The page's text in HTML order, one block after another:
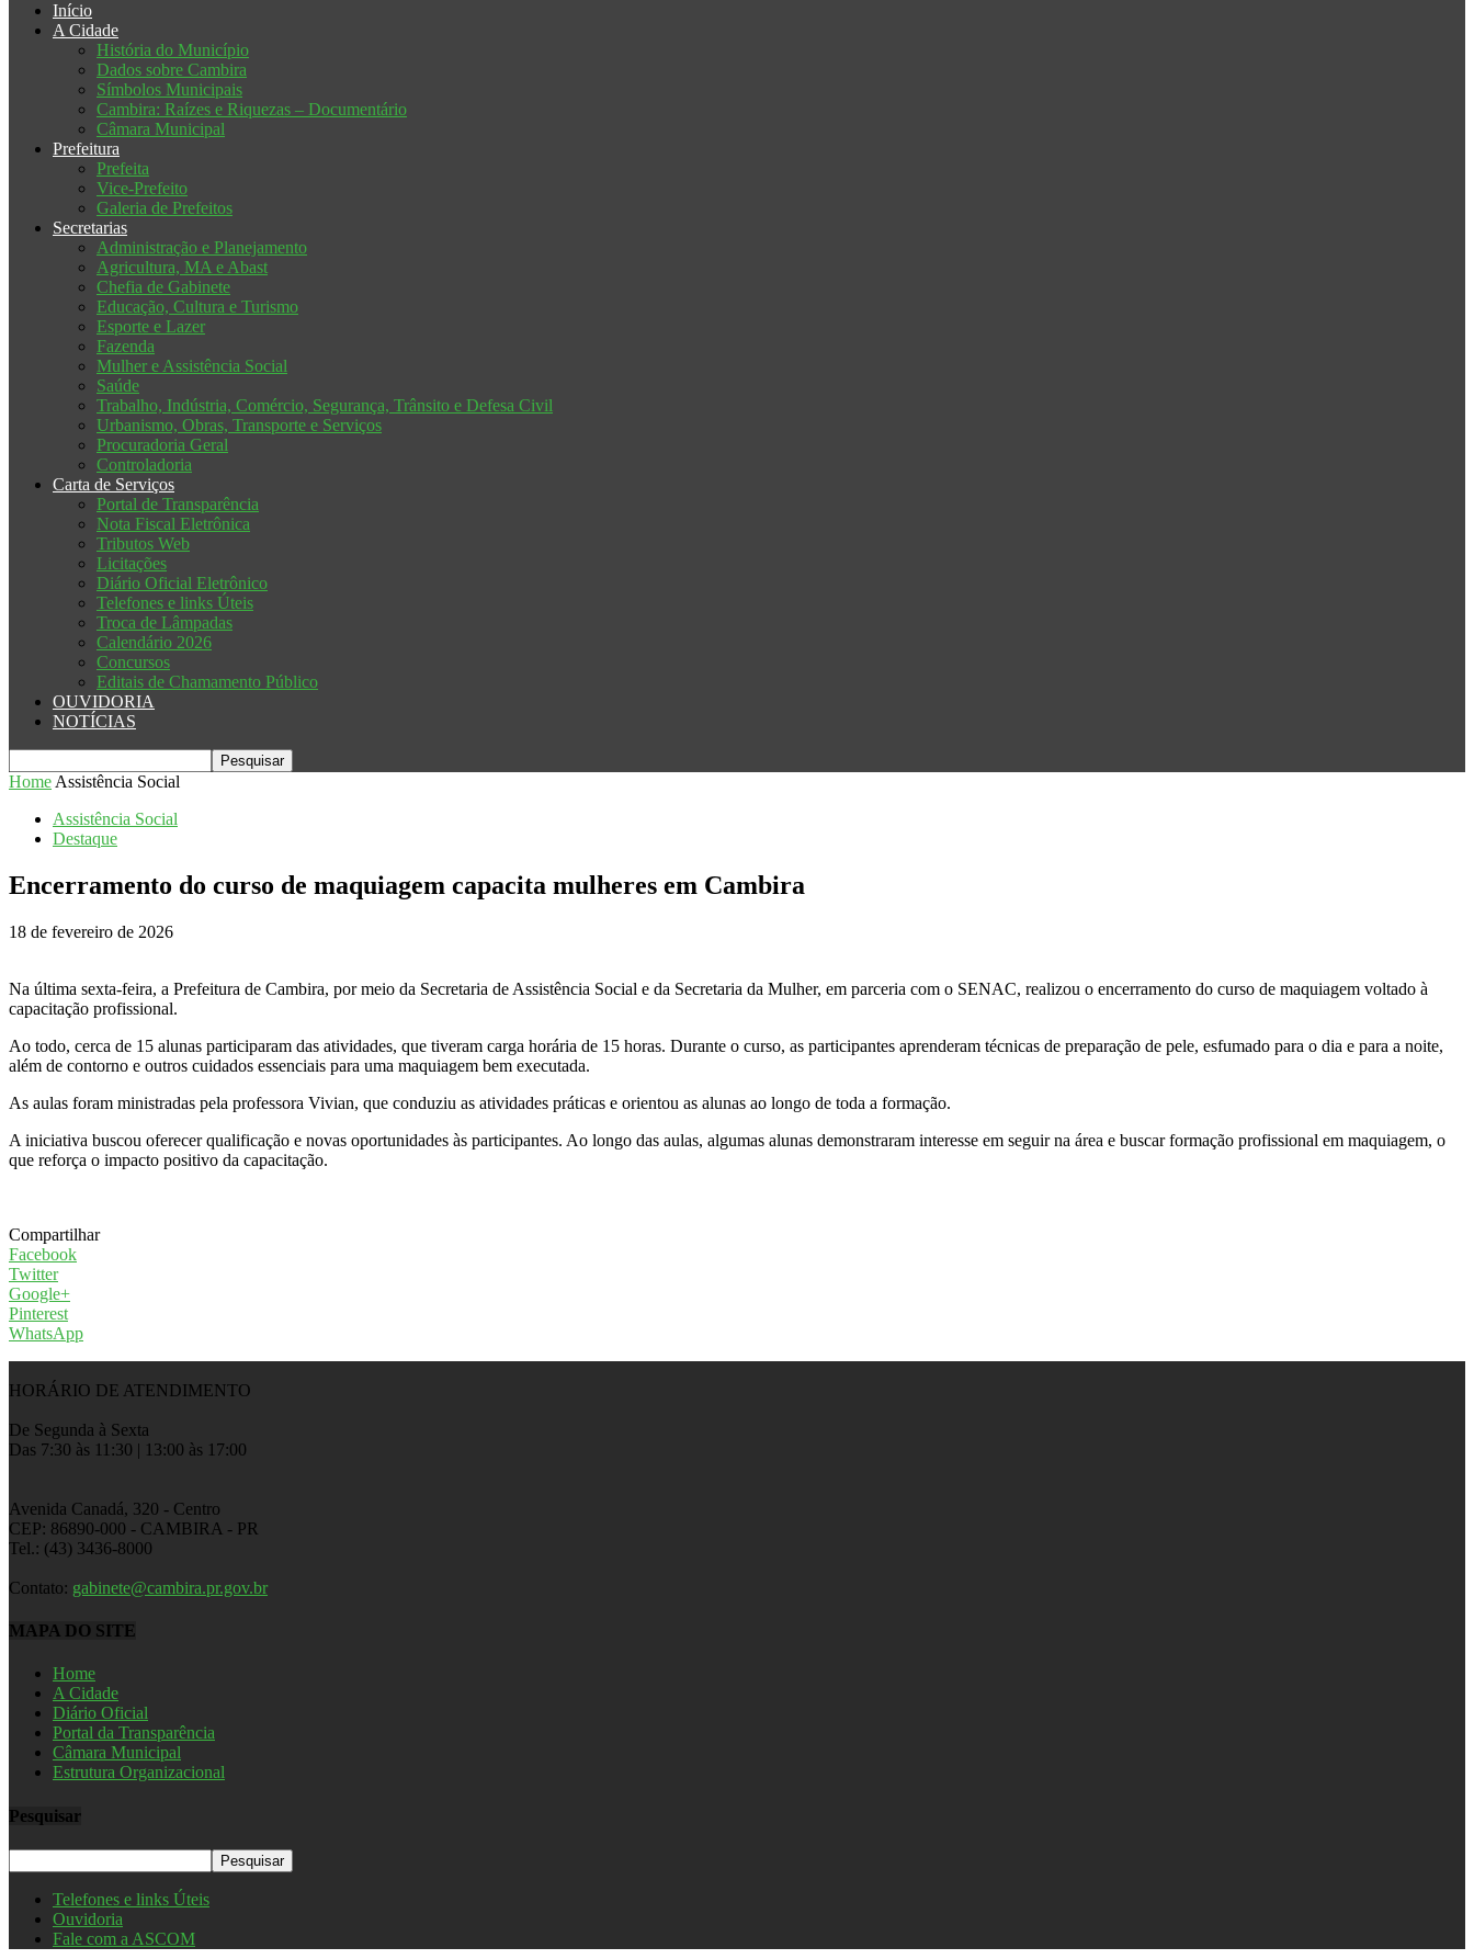
Início
A Cidade
História do Município
Dados sobre Cambira
Símbolos Municipais
Cambira: Raízes e Riquezas – Documentário
Câmara Municipal
Prefeitura
Prefeita
Vice-Prefeito
Galeria de Prefeitos
Secretarias
Administração e Planejamento
Agricultura, MA e Abast
Chefia de Gabinete
Educação, Cultura e Turismo
Esporte e Lazer
Fazenda
Mulher e Assistência Social
Saúde
Trabalho, Indústria, Comércio, Segurança, Trânsito e Defesa Civil
Urbanismo, Obras, Transporte e Serviços
Procuradoria Geral
Controladoria
Carta de Serviços
Portal de Transparência
Nota Fiscal Eletrônica
Tributos Web
Licitações
Diário Oficial Eletrônico
Telefones e links Úteis
Troca de Lâmpadas
Calendário 2026
Concursos
Editais de Chamamento Público
OUVIDORIA
NOTÍCIAS
Home Assistência Social
Assistência Social
Destaque
Encerramento do curso de maquiagem capacita mulheres em Cambira
18 de fevereiro de 2026
Na última sexta-feira, a Prefeitura de Cambira, por meio da Secretaria de Assistência Social e da Secretaria da Mulher, em parceria com o SENAC, realizou o encerramento do curso de maquiagem voltado à
capacitação profissional.
Ao todo, cerca de 15 alunas participaram das atividades, que tiveram carga horária de 15 horas. Durante o curso, as participantes aprenderam técnicas de preparação de pele, esfumado para o dia e para a noite,
além de contorno e outros cuidados essenciais para uma maquiagem bem executada.
As aulas foram ministradas pela professora Vivian, que conduziu as atividades práticas e orientou as alunas ao longo de toda a formação.
A iniciativa buscou oferecer qualificação e novas oportunidades às participantes. Ao longo das aulas, algumas alunas demonstraram interesse em seguir na área e buscar formação profissional em maquiagem, o
que reforça o impacto positivo da capacitação.
Compartilhar
Facebook
Twitter
Google+
Pinterest
WhatsApp
HORÁRIO DE ATENDIMENTO
De Segunda à Sexta
Das 7:30 às 11:30 | 13:00 às 17:00
Avenida Canadá, 320 - Centro
CEP: 86890-000 - CAMBIRA - PR
Tel.: (43) 3436-8000
Contato: gabinete@cambira.pr.gov.br
MAPA DO SITE
Home
A Cidade
Diário Oficial
Portal da Transparência
Câmara Municipal
Estrutura Organizacional
Pesquisar
Telefones e links Úteis
Ouvidoria
Fale com a ASCOM